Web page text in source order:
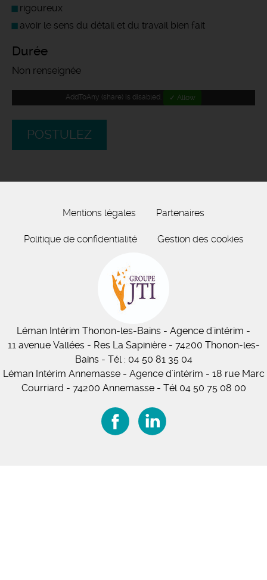
rigoureux
avoir le sens du détail et du travail bien fait
Durée
Non renseignée
AddToAny (share) is disabled. ✓ Allow
POSTULEZ
Mentions légales Partenaires
Politique de confidentialité Gestion des cookies
Léman Intérim Thonon-les-Bains - Agence d'intérim -
11avenue Vallées- Res La Sapinière - 74200 Thonon-les-
Bains - Tél : 04 50 81 35 04
Léman Intérim Annemasse - Agence d'intérim - 18 rue Marc
Courriard - 74200 Annemasse - Tél 04 50 75 08 00